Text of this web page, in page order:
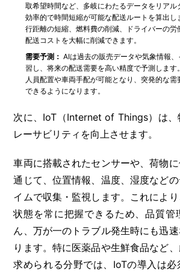
取希望時間など、多岐にわたるデータをリアル
効率的で時間短縮が可能な配送ルートを算出し
行距離の短縮、燃料費の削減、ドライバーの労
配送コストを大幅に削減できます。
需要予測： AIは過去の販売データや気象情報
習し、将来の配送需要を高い精度で予測します
人員配置や車両手配が可能となり、突発的な
できるようになります。
次に、IoT（Internet of Things）は、
レーサビリティを向上させます。
車両に搭載されたセンサーや、荷物
通じて、位置情報、温度、湿度など
イムで収集・監視します。これによ
状態を常に把握できるため、品質管
ん、万が一のトラブル発生時にも迅
ります。特に医薬品や生鮮食品など
求められる分野では、IoTの導入は必